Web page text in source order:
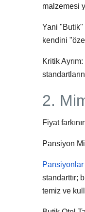
malzemesi
Yani "Butik"
kendini
Kritik Ayrım:
2.
Fiyat
Pansiyon
Pansiyonlar
standarttır;
temiz ve